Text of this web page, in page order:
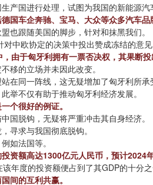
产国进行处理，试图为我国的新能源
国车企奔驰、宝马、大众等众多汽车品
也跟随美国的脚步，针对和抹黑我们。
中欧协定的决策中投出赞成冻结的意
由于匈牙利拥有一票否决权，其果断
移的立场并未因此改变。
在同一阵线，这无疑增加了匈牙利所承
举不仅有助于推动匈牙利经济发展。
个很好的例证。
国脱钩，无疑将严重冲击其自身经济。
寻求与我国彻底脱钩。
如法国等。
资额高达1300亿元人民币，预计2024
年度的投资额便占到了其GDP的十分
间的互利共赢。